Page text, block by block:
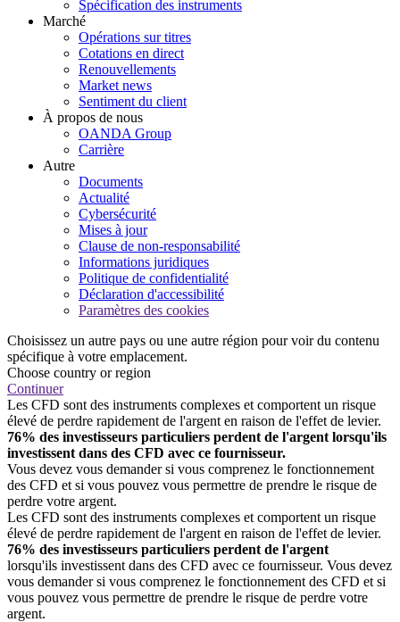
Spécification des instruments
Marché
Opérations sur titres
Cotations en direct
Renouvellements
Market news
Sentiment du client
À propos de nous
OANDA Group
Carrière
Autre
Documents
Actualité
Cybersécurité
Mises à jour
Clause de non-responsabilité
Informations juridiques
Politique de confidentialité
Déclaration d'accessibilité
Paramètres des cookies
Choisissez un autre pays ou une autre région pour voir du contenu
spécifique à votre emplacement.
Choose country or region
Continuer
Les CFD sont des instruments complexes et comportent un risque
élevé de perdre rapidement de l'argent en raison de l'effet de levier.
76% des investisseurs particuliers perdent de l'argent lorsqu'ils
investissent dans des CFD avec ce fournisseur.
Vous devez vous demander si vous comprenez le fonctionnement
des CFD et si vous pouvez vous permettre de prendre le risque de
perdre votre argent.
Les CFD sont des instruments complexes et comportent un risque
élevé de perdre rapidement de l'argent en raison de l'effet de levier.
76% des investisseurs particuliers perdent de l'argent
lorsqu'ils investissent dans des CFD avec ce fournisseur. Vous devez
vous demander si vous comprenez le fonctionnement des CFD et si
vous pouvez vous permettre de prendre le risque de perdre votre
argent.